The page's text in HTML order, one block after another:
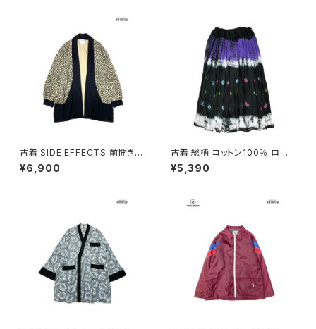
古着 SIDE EFFECTS 前開き
総柄 レオパード柄 長袖 ニット
アウター ベージュ (ttu250905
¥6,900
古着 総柄 コットン100％ ロン
グ丈 スカート 黒 紫 (ba26070
20)
¥5,390